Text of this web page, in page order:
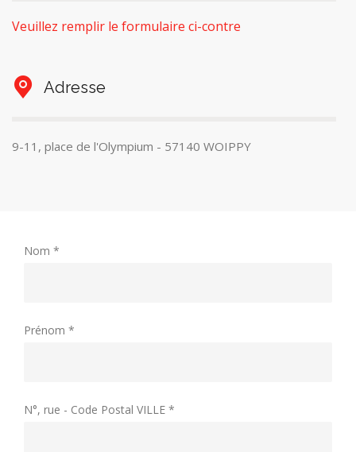
Veuillez remplir le formulaire ci-contre
Adresse
9-11, place de l'Olympium - 57140 WOIPPY
Nom *
Prénom *
N°, rue - Code Postal VILLE *